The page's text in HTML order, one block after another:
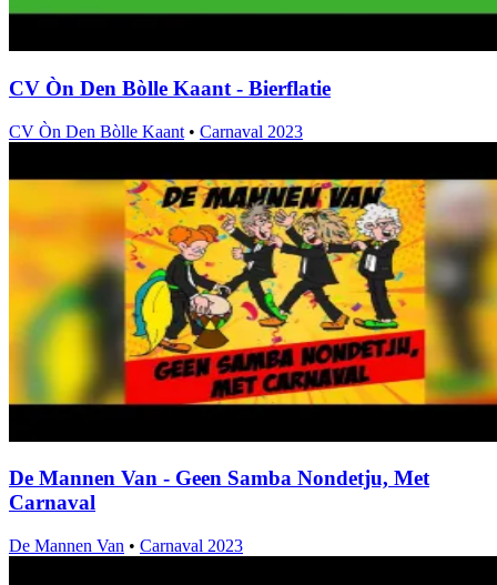
CV Òn Den Bòlle Kaant - Bierflatie
CV Òn Den Bòlle Kaant • Carnaval 2023
De Mannen Van - Geen Samba Nondetju, Met
Carnaval
De Mannen Van • Carnaval 2023